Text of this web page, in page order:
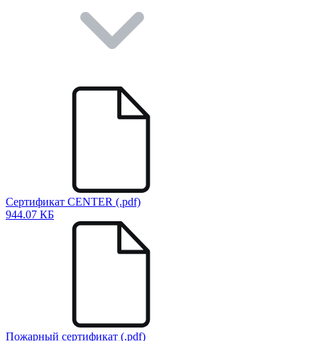
Сертификат CENTER (.pdf)
944.07 КБ
Пожарный сертификат (.pdf)